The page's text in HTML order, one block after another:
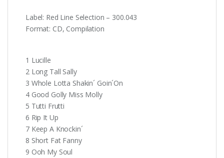
Label: Red Line Selection – 300.043
Format: CD, Compilation
1 Lucille
2 Long Tall Sally
3 Whole Lotta Shakin´ Goin´On
4 Good Golly Miss Molly
5 Tutti Frutti
6 Rip It Up
7 Keep A Knockin´
8 Short Fat Fanny
9 Ooh My Soul